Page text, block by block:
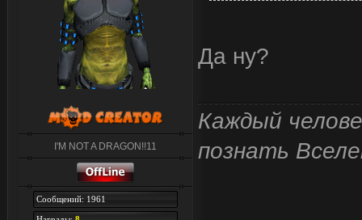
I'M NOT A DRAGON!!11
Сообщений: 1961
Да ну?
Каждый
познать